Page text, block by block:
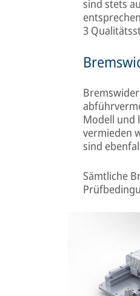
sind stets
3
Modell und
vermieden
sind
Sämtliche